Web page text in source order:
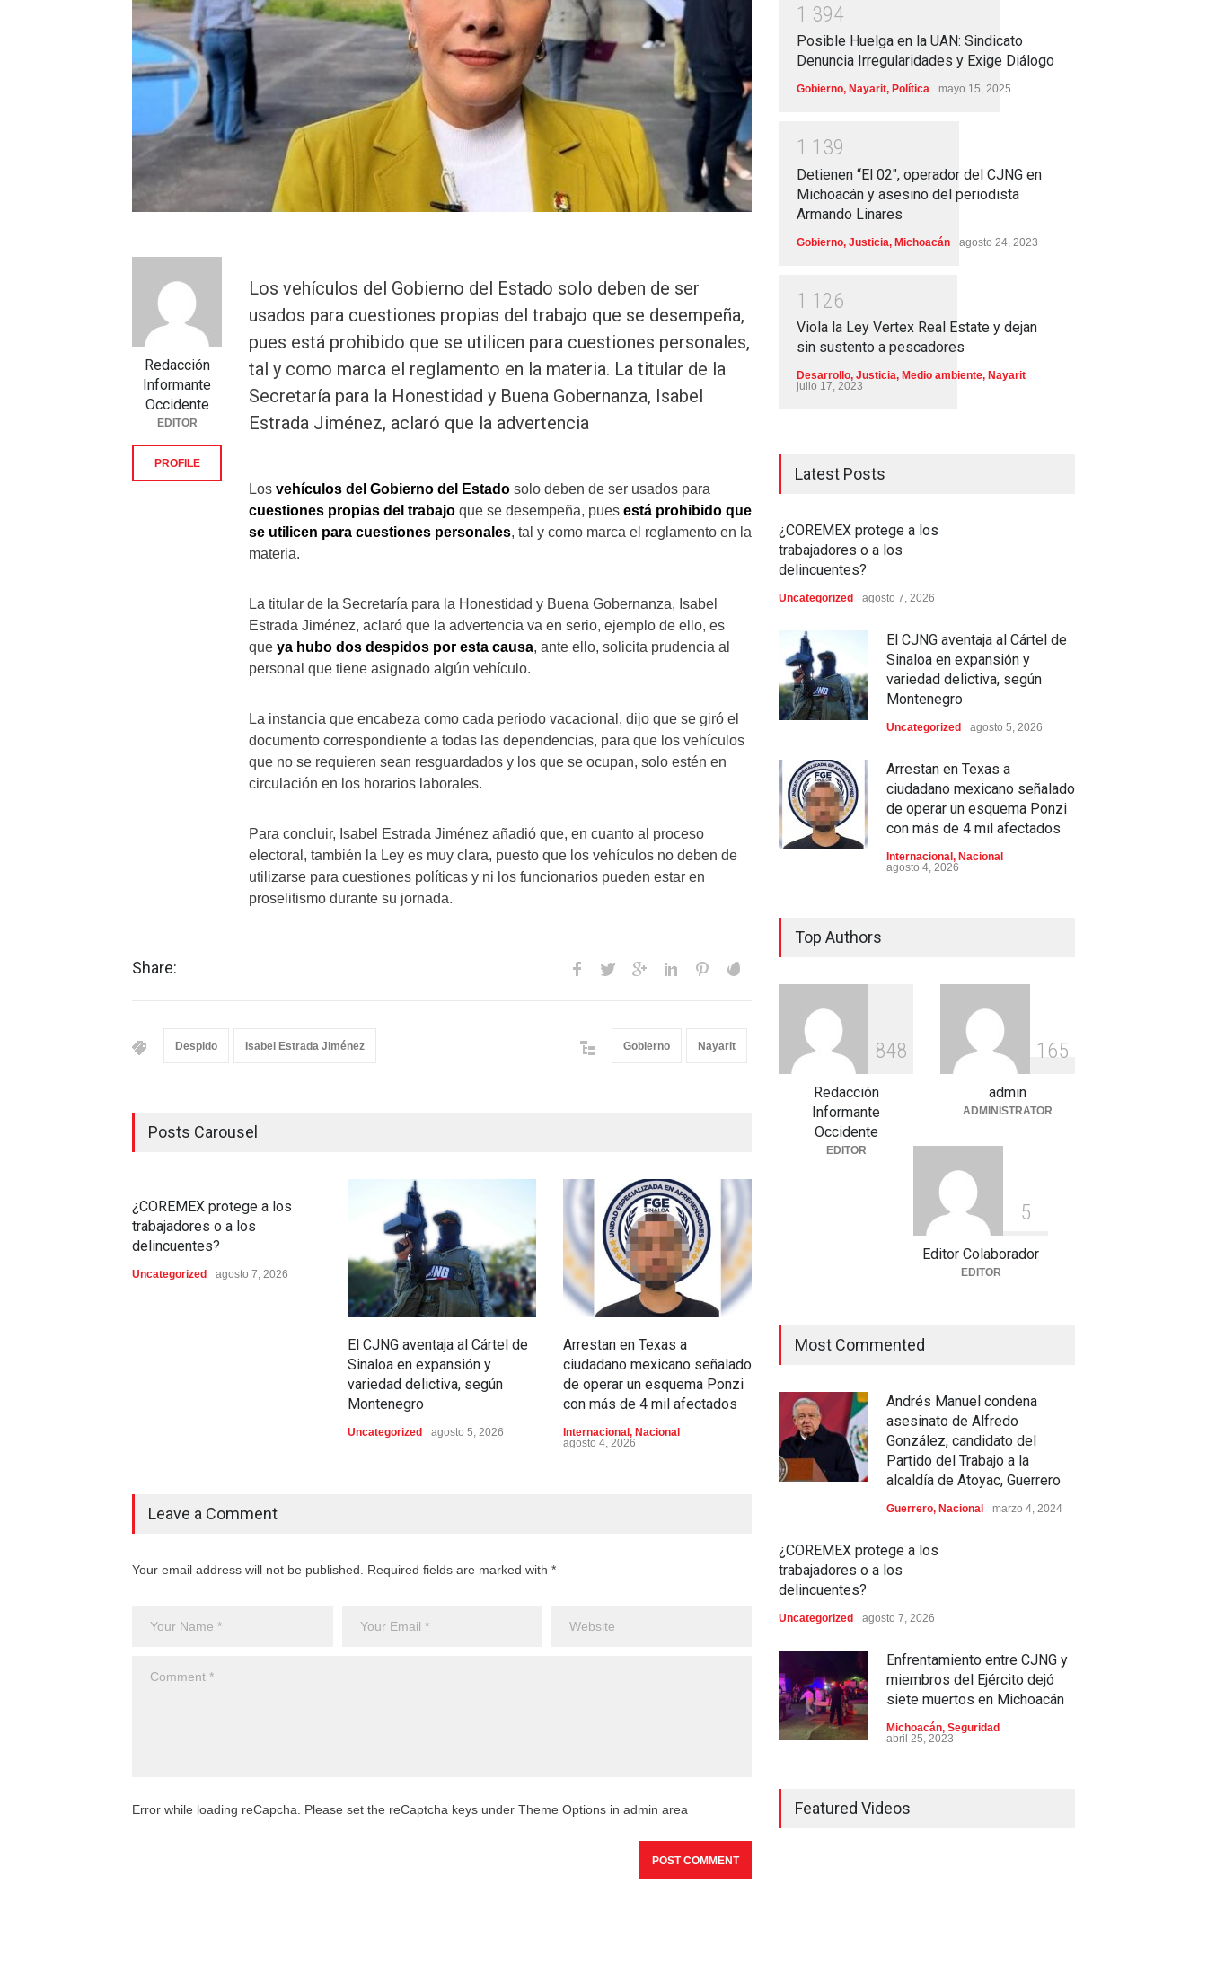
Los vehículos del Gobierno del Estado solo deben de ser
usados para cuestiones propias del trabajo que se desempeña,
pues está prohibido que se utilicen para cuestiones personales,
tal y como marca el reglamento en la materia. La titular de la
Secretaría para la Honestidad y Buena Gobernanza, Isabel
Estrada Jiménez, aclaró que la advertencia
Los vehículos del Gobierno del Estado solo deben de ser usados para
cuestiones propias del trabajo que se desempeña, pues está prohibido que
se utilicen para cuestiones personales, tal y como marca el reglamento en la
materia.
La titular de la Secretaría para la Honestidad y Buena Gobernanza, Isabel
Estrada Jiménez, aclaró que la advertencia va en serio, ejemplo de ello, es
que ya hubo dos despidos por esta causa, ante ello, solicita prudencia al
personal que tiene asignado algún vehículo.
La instancia que encabeza como cada periodo vacacional, dijo que se giró el
documento correspondiente a todas las dependencias, para que los vehículos
que no se requieren sean resguardados y los que se ocupan, solo estén en
circulación en los horarios laborales.
Para concluir, Isabel Estrada Jiménez añadió que, en cuanto al proceso
electoral, también la Ley es muy clara, puesto que los vehículos no deben de
utilizarse para cuestiones políticas y ni los funcionarios pueden estar en
proselitismo durante su jornada.
Redacción
Informante
Occidente
EDITOR
PROFILE
Share:
Despido Isabel Estrada Jiménez Gobierno Nayarit
Posts Carousel
¿COREMEX protege a los
trabajadores o a los
delincuentes?
Uncategorized agosto 7, 2026
El CJNG aventaja al Cártel de
Sinaloa en expansión y
variedad delictiva, según
Montenegro
Uncategorized agosto 5, 2026
Arrestan en Texas a
ciudadano mexicano señalado
de operar un esquema Ponzi
con más de 4 mil afectados
Internacional , Nacional
agosto 4, 2026
Aspirantes a la UNAM se
movilizan este lunes en
admisión: ¿Cuál será el lugar
y horario de la protesta?
Educación Justicia
Nacional
agosto 3, 2026
Domingo 2026
Deportes
Leave a Comment
Your email address will not be published. Required fields are marked with *
Error while loading reCapcha. Please set the reCaptcha keys under Theme Options in admin area
1 394
Posible Huelga en la UAN: Sindicato
Denuncia Irregularidades y Exige Diálogo
Gobierno, Nayarit, Política mayo 15, 2025
1 1 39
Detienen “El 02″, operador del CJNG en
Michoacán y asesino del periodista
Armando Linares
Gobierno, Justicia, Michoacán agosto 24, 2023
1 1 26
Viola la Ley Vertex Real Estate y dejan
sin sustento a pescadores
Desarrollo, Justicia, Medio ambiente, Nayarit
julio 17, 2023
Latest Posts
¿COREMEX protege a los
trabajadores o a los
delincuentes?
Uncategorized agosto 7, 2026
El CJNG aventaja al Cártel de
Sinaloa en expansión y
variedad delictiva, según
Montenegro
Uncategorized agosto 5, 2026
Arrestan en Texas a
ciudadano mexicano señalado
de operar un esquema Ponzi
con más de 4 mil afectados
Internacional , Nacional
agosto 4, 2026
y horario de la protesta?
Justicia
Nacional
Celia Pulido logra un hito
histórico con 11 preseas y
tres marcas récord en Santo
Top Authors
848
Redacción
Informante
Occidente
EDITOR
1 65
admin
ADMINISTRATOR
5
Editor Colaborador
EDITOR
Most Commented
Andrés Manuel condena
asesinato de Alfredo
González, candidato del
Partido del Trabajo a la
alcaldía de Atoyac, Guerrero
Guerrero, Nacional marzo 4, 2024
¿COREMEX protege a los
trabajadores o a los
delincuentes?
Uncategorized agosto 7, 2026
Enfrentamiento entre CJNG y
miembros del Ejército dejó
siete muertos en Michoacán
Michoacán, Seguridad
abril 25, 2023
Featured Videos